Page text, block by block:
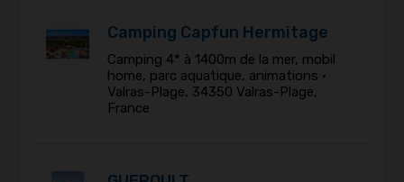
Camping Capfun Hermitage
Camping 4* à 1400m de la mer, mobil
home, parc aquatique, animations •
Valras-Plage, 34350 Valras-Plage,
France